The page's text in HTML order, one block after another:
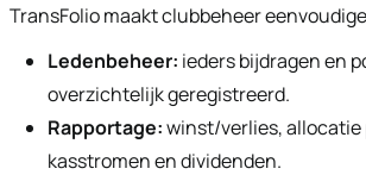
TransFolio maakt clubbeheer
Ledenbeheer: ieders bijdragen en
overzichtelijk geregistreerd.
Rapportage:winst/verlies,
kasstromen en dividenden.